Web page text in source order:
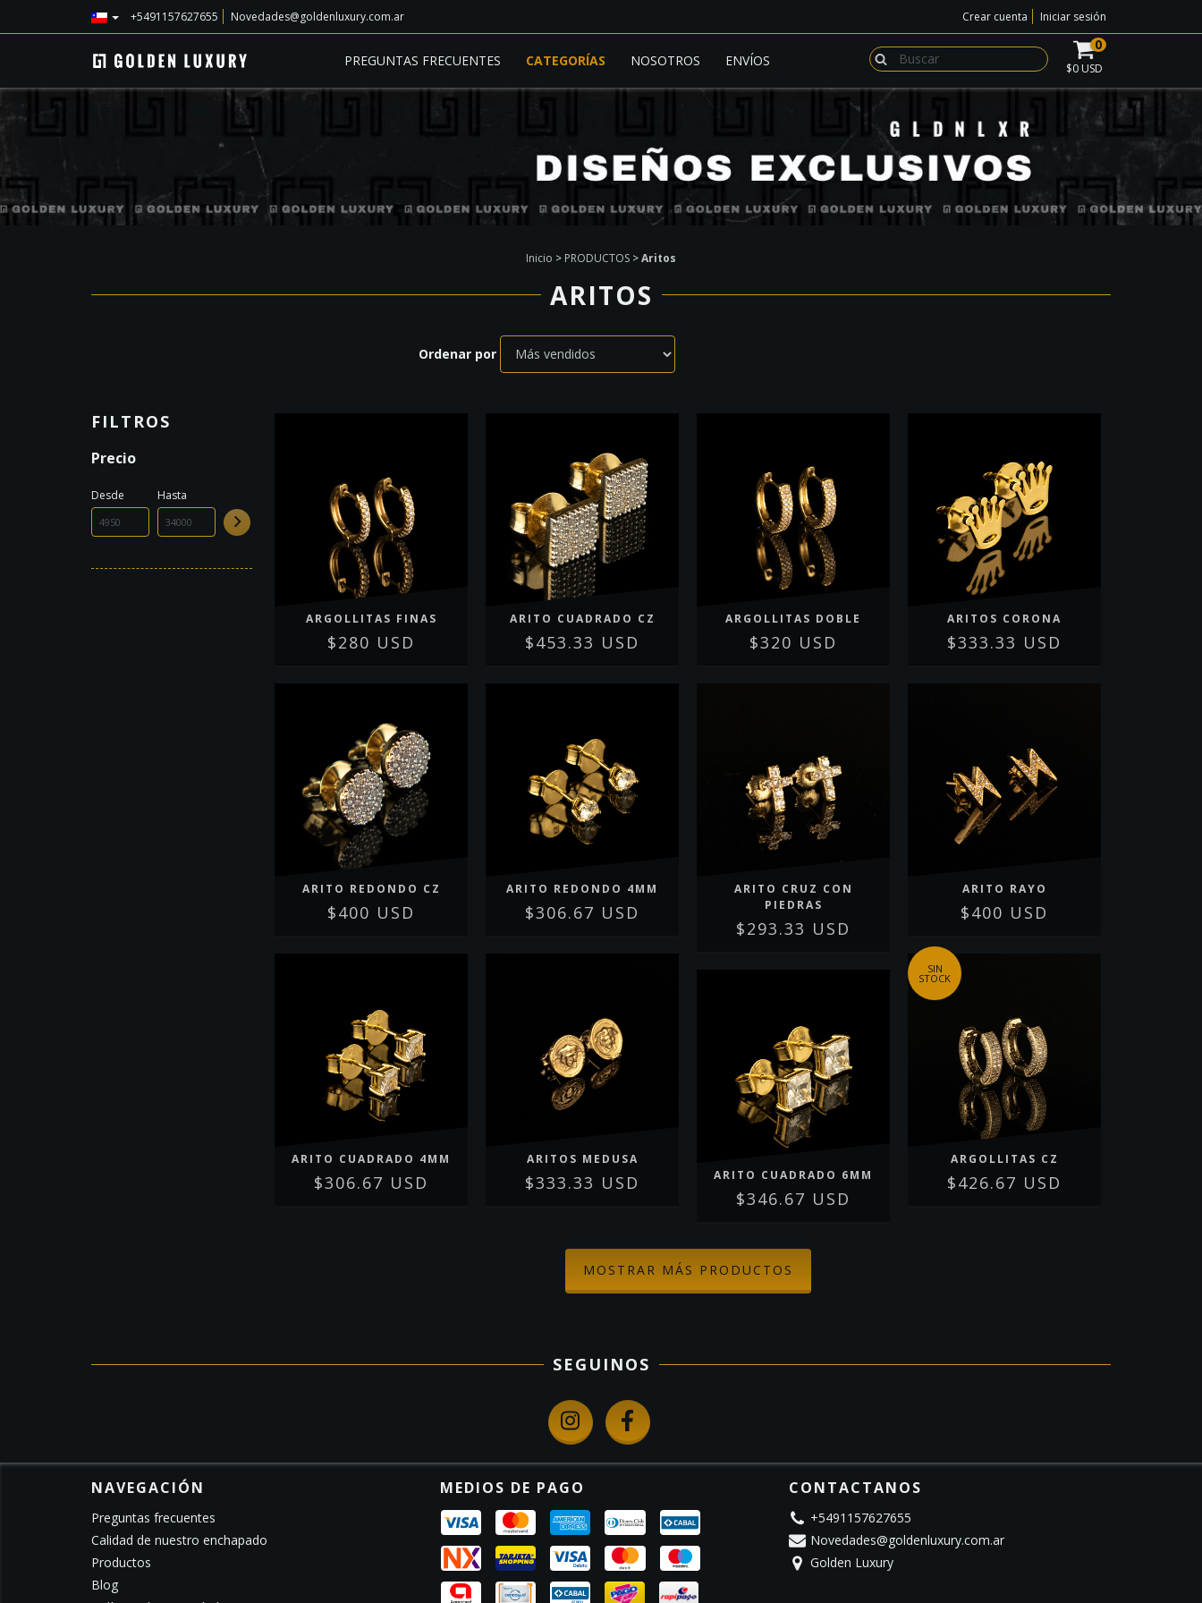
+5491157627655 Novedades@goldenluxury.com.ar Crear cuenta Iniciar sesión
PREGUNTAS FRECUENTES CATEGORÍAS NOSOTROS ENVÍOS
0
$0 USD
Inicio > PRODUCTOS >Aritos
ARITOS
Ordenar por
FILTROS
Precio
Desde Hasta
ARGOLLITAS FINAS
$280 USD
ARITO CUADRADO CZ
$453.33 USD
ARGOLLITAS DOBLE
$320 USD
ARITOS CORONA
$333.33 USD
ARITO REDONDO CZ
$400 USD
ARITO REDONDO 4MM
$306.67 USD
ARITO CRUZ CON
PIEDRAS
$293.33 USD
ARITO RAYO
$400 USD
ARITO CUADRADO 4MM
$306.67 USD
ARITOS MEDUSA
$333.33 USD ARITO CUADRADO 6MM
$346.67 USD
SIN
STOCK
ARGOLLITAS CZ
$426.67 USD
MOSTRAR MÁS PRODUCTOS
SEGUINOS
NAVEGACIÓN
Preguntas frecuentes
Calidad de nuestro enchapado
Productos
Blog
MEDIOS DE PAGO CONTACTANOS
+5491157627655
Novedades@goldenluxury.com.ar
Golden Luxury